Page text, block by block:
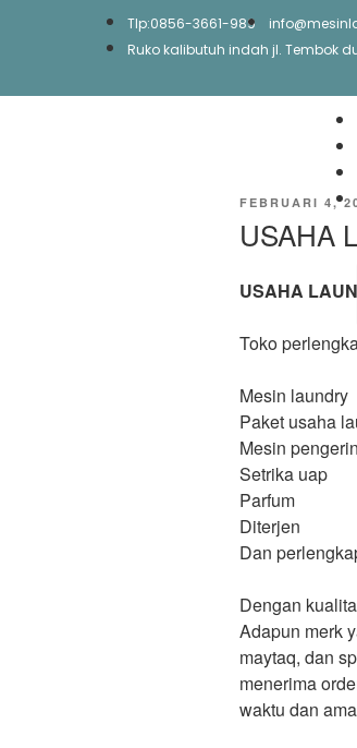
Tlp:0856-3661-989
Ruko kalibutuh indah jl. Tembok
FEBRUARI 4,
USAHA
USAHA
Toko
Mesin laundry
Paket usaha
Mesin
Setrika uap
Parfum
Diterjen
Dan
Dengan
Adapun merk
maytaq, dan
menerima
waktu dan